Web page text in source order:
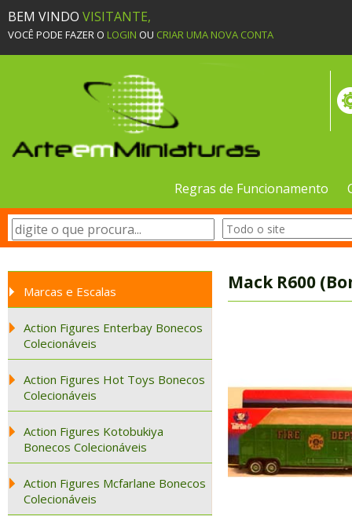
BEM VINDO VISITANTE,
VOCÊ PODE FAZER O LOGIN OU CRIAR UMA NOVA CONTA
Regras de Funcionamento
Marcas e Escalas
Action Figures Enterbay Bonecos
Colecionáveis
Action Figures Hot Toys Bonecos
Colecionáveis
Action Figures Kotobukiya
Bonecos Colecionáveis
Action Figures Mcfarlane Bonecos
Colecionáveis
Mack R600